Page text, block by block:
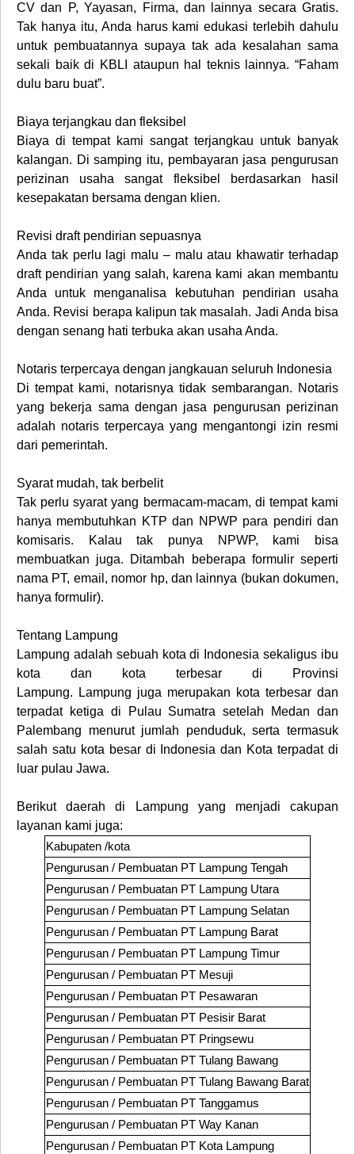
CV dan P, Yayasan, Firma, dan lainnya secara Gratis.
Tak hanya itu, Anda harus kami edukasi terlebih dahulu
untuk pembuatannya supaya tak ada kesalahan sama
sekali baik di KBLI ataupun hal teknis lainnya. “Faham
dulu baru buat”.
Biaya terjangkau dan fleksibel
Biaya di tempat kami sangat terjangkau untuk banyak
kalangan. Di samping itu, pembayaran jasa pengurusan
perizinan usaha sangat fleksibel berdasarkan hasil
kesepakatan bersama dengan klien.
Revisi draft pendirian sepuasnya
Anda tak perlu lagi malu – malu atau khawatir terhadap
draft pendirian yang salah, karena kami akan membantu
Anda untuk menganalisa kebutuhan pendirian usaha
Anda. Revisi berapa kalipun tak masalah. Jadi Anda bisa
dengan senang hati terbuka akan usaha Anda.
Notaris terpercaya dengan jangkauan seluruh Indonesia
Di tempat kami, notarisnya tidak sembarangan. Notaris
yang bekerja sama dengan jasa pengurusan perizinan
adalah notaris terpercaya yang mengantongi izin resmi
dari pemerintah.
Syarat mudah, tak berbelit
Tak perlu syarat yang bermacam-macam, di tempat kami
hanya membutuhkan KTP dan NPWP para pendiri dan
komisaris. Kalau tak punya NPWP, kami bisa
membuatkan juga. Ditambah beberapa formulir seperti
nama PT, email, nomor hp, dan lainnya (bukan dokumen,
hanya formulir).
Tentang Lampung
Lampung adalah sebuah kota di Indonesia sekaligus ibu
kota dan kota terbesar di Provinsi
Lampung. Lampung juga merupakan kota terbesar dan
terpadat ketiga di Pulau Sumatra setelah Medan dan
Palembang menurut jumlah penduduk, serta termasuk
salah satu kota besar di Indonesia dan Kota terpadat di
luar pulau Jawa.
Berikut daerah di Lampung
yang menjadi cakupan
layanan kami juga:
Kabupaten /kota
Pengurusan / Pembuatan PT Lampung Tengah
Pengurusan / Pembuatan PT Lampung Utara
Pengurusan / Pembuatan PT Lampung Selatan
Pengurusan / Pembuatan PT Lampung Barat
Pengurusan / Pembuatan PT Lampung Timur
Pengurusan / Pembuatan PT Mesuji
Pengurusan / Pembuatan PT Pesawaran
Pengurusan / Pembuatan PT Pesisir Barat
Pengurusan / Pembuatan PT Pringsewu
Pengurusan / Pembuatan PT Tulang Bawang
Pengurusan / Pembuatan PT Tulang Bawang Barat
Pengurusan / Pembuatan PT Tanggamus
Pengurusan / Pembuatan PT Way Kanan
Pengurusan / Pembuatan PT Kota Lampung